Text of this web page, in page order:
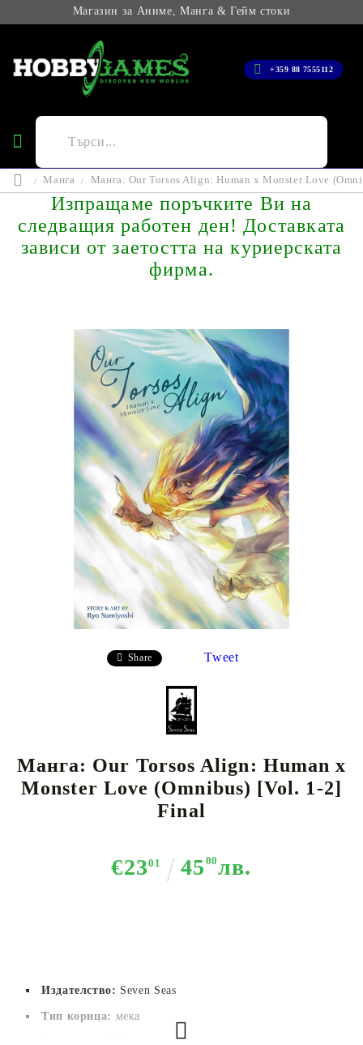
Магазин за Аниме, Манга & Гейм стоки
+359 88 7555112
Манга Манга: Our Torsos Align: Human x Monster Love
Изпращаме поръчките Ви на
следващия работен ден! Доставката
зависи от заетостта на куриерската
фирма.
Share Tweet
Манга: Our Torsos Align: Human x
Monster Love (Omnibus) [Vol. 1-2]
Final
€2301 45 00лв.
Издателство: Seven Seas
Тип корица: мека